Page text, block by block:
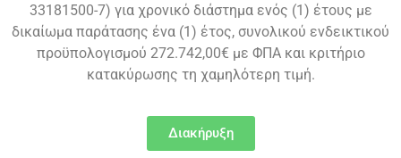
33181500-7) για χρονικό διάστημα ενός (1) έτους με
δικαίωμα παράτασης ένα (1) έτος, συνολικού ενδεικτικού
προϋπολογισμού 272.742,00€ με ΦΠΑ και κριτήριο
κατακύρωσης τη χαμηλότερη τιμή.
Διακήρυξη